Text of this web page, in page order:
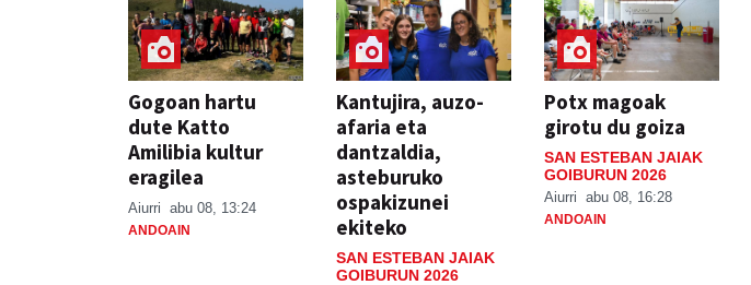
Gogoan hartu
dute Katto
Amilibia kultur
eragilea
Aiurri abu 08, 13:24
ANDOAIN
Kantujira, auzo-
afaria eta
dantzaldia,
asteburuko
ospakizunei
ekiteko
SAN ESTEBAN JAIAK
GOIBURUN 2026
Potx magoak
girotu du goiza
SAN ESTEBAN JAIAK
GOIBURUN 2026
Aiurri abu 08, 16:28
ANDOAIN